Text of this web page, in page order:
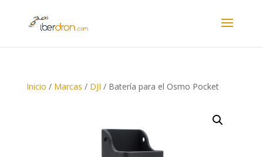
Inicio / Marcas / DJI / Batería para el Osmo Pocket